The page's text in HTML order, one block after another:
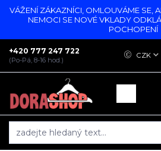
VÁŽENÍ ZÁKAZNÍCI, OMLOUVÁME SE,
NEMOCI SE NOVÉ VKLADY
POCHOPENÍ
CZK
+420 777 247 722
(Po-Pá, 8-16 hod.)